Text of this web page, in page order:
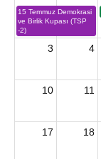
15 Temmuz Demokrasi
ve Birlik Kupası (TSP
-2)
3 4
10 11
17 18